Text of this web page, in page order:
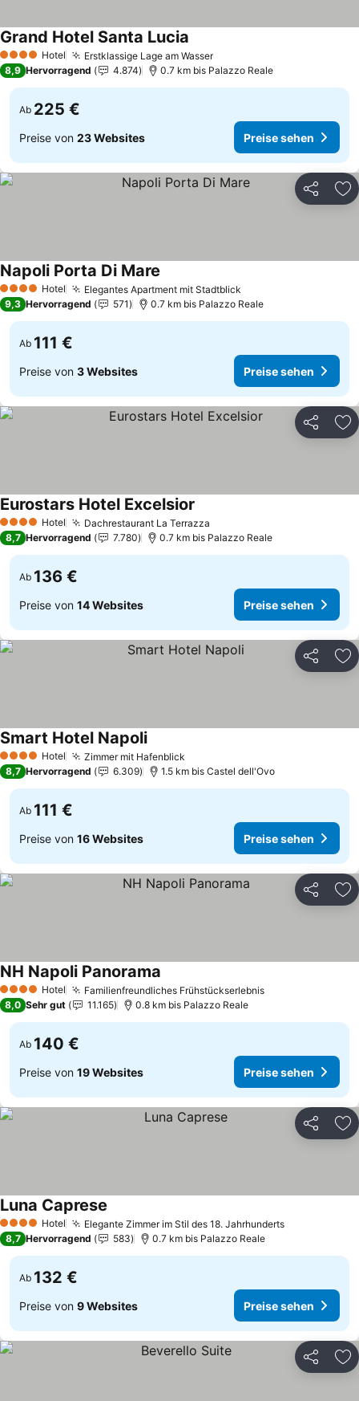
4 Sterne Hotel Erstklassige Lage am WasserPreise sehen
Grand Hotel Santa Lucia
8,9 Hervorragend 4.874 0.7 km bis Palazzo Reale
Ab 225 €
Preise von 23 Websites Preise sehen
Teilen
4 Sterne Hotel Elegantes Apartment mit Stadtblick
Napoli Porta Di Mare
9,3 Hervorragend 571 0.7 km bis Palazzo Reale
Ab 111 €
Preise von 3 Websites Preise sehen
Teilen
4 Sterne Hotel Dachrestaurant La Terrazza
Eurostars Hotel Excelsior
8,7 Hervorragend 7.780 0.7 km bis Palazzo Reale
Ab 136 €
Preise von 14 Websites Preise sehen
Teilen
4 Sterne Hotel Zimmer mit Hafenblick
Smart Hotel NapoliPreise sehen
8,7 Hervorragend 6.309 1.5 km bis Castel dell'Ovo
Ab 111 €
Preise von 16 Websites Preise sehen
Teilen
4 Sterne Hotel Familienfreundliches FrühstückserlebnisPreise sehen
NH Napoli Panorama
8,0 Sehr gut 11.165 0.8 km bis Palazzo Reale
Ab 140 €
Preise von 19 Websites Preise sehen
Teilen
4 Sterne Hotel Elegante Zimmer im Stil des 18. JahrhundertsPreise sehen
Luna Caprese
8,7 Hervorragend 583 0.7 km bis Palazzo Reale
Ab 132 €
Preise von 9 Websites Preise sehen
Teilen